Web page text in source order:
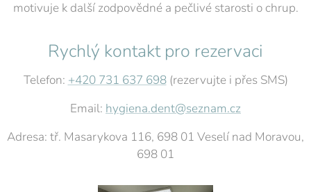
motivuje k další zodpovědné a pečlivé starosti o chrup.
Rychlý kontakt pro rezervaci
Telefon: +420 731 637 698(rezervujte i přes SMS)
Email: hygiena.dent@seznam.cz
Adresa: tř. Masarykova 116, 698 01 Veselí nad Moravou,
698 01